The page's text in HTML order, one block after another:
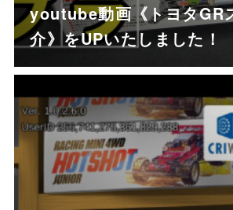
youtube動画《トヨタGR
介》をUPいたしました！